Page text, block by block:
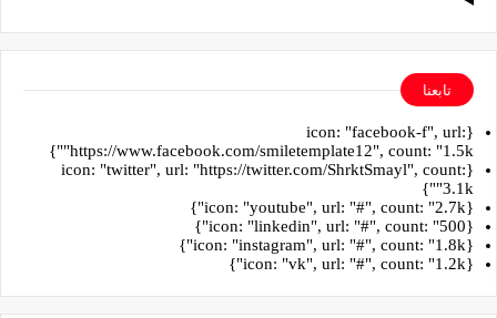
تابعنا
{icon: "facebook-f", url:
"https://www.facebook.com/smiletemplate12", count: "1.5k"}
{icon: "twitter", url: "https://twitter.com/ShrktSmayl", count:
"3.1k"}
{icon: "youtube", url: "#", count: "2.7k"}
{icon: "linkedin", url: "#", count: "500"}
{icon: "instagram", url: "#", count: "1.8k"}
{icon: "vk", url: "#", count: "1.2k"}